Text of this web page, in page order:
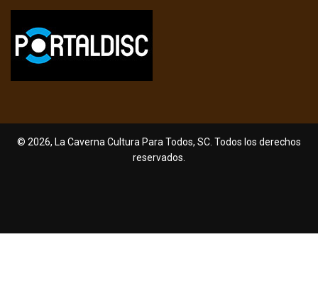
© 2026, La Caverna Cultura Para Todos, SC. Todos los derechos
reservados.